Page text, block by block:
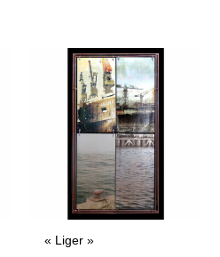
« Liger »